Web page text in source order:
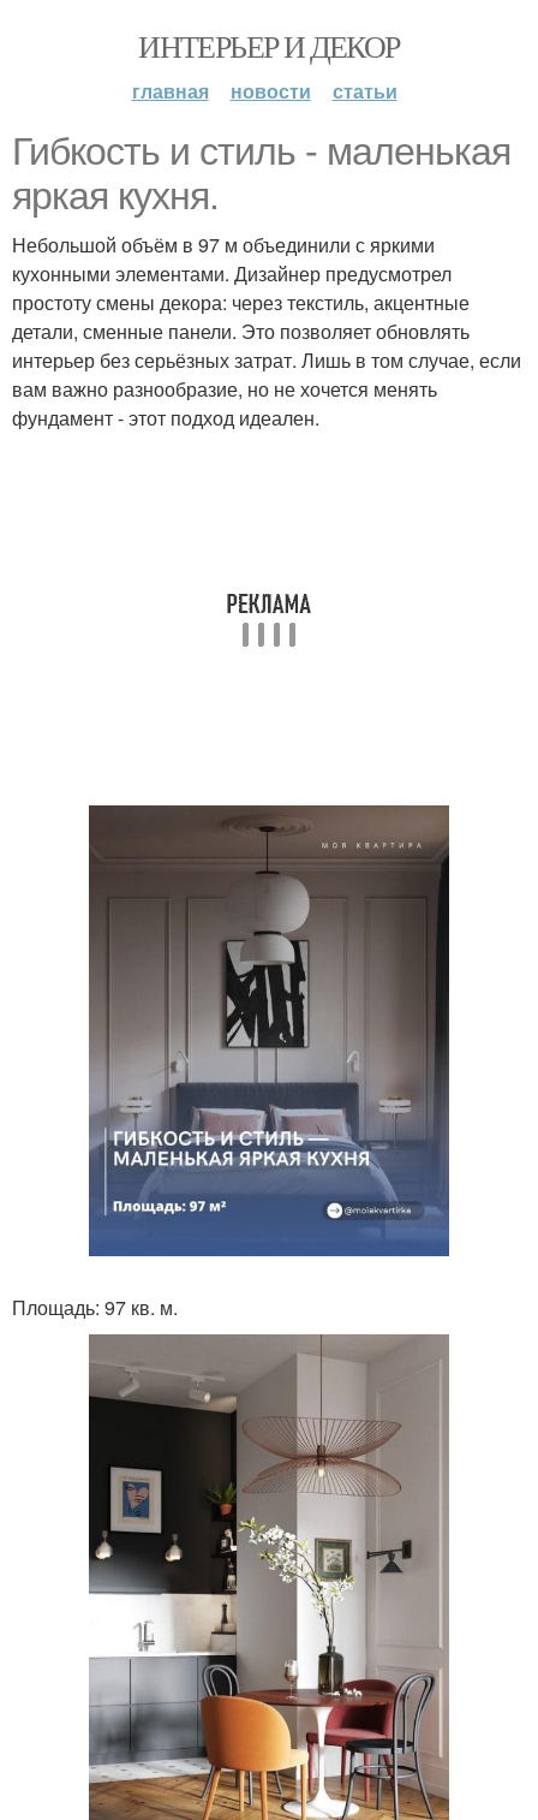
ИНТЕРЬЕР И ДЕКОР
главная новости статьи
Гибкость и стиль - маленькая
яркая кухня.
Небольшой объём в 97 м объединили с яркими
кухонными элементами. Дизайнер предусмотрел
простоту смены декора: через текстиль, акцентные
детали, сменные панели. Это позволяет обновлять
интерьер без серьёзных затрат. Лишь в том случае, если
вам важно разнообразие, но не хочется менять
фундамент - этот подход идеален.
Площадь: 97 кв. м.